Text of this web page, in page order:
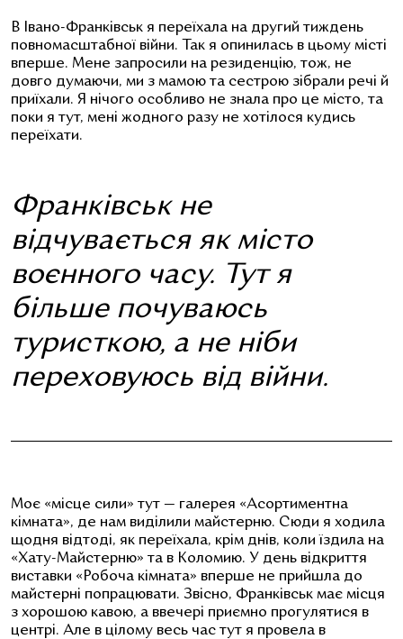
В Івано-Франківськ я переїхала на другий тиждень
повномасштабної війни. Так я опинилась в цьому місті
вперше. Мене запросили на резиденцію, тож, не
довго думаючи, ми з мамою та сестрою зібрали речі й
приїхали. Я нічого особливо не знала про це місто, та
поки я тут, мені жодного разу не хотілося кудись
переїхати.
Франківськ не
відчувається як місто
воєнного часу. Тут я
більше почуваюсь
туристкою, а не ніби
переховуюсь від війни.
Моє «місце сили» тут — галерея «Асортиментна
кімната», де нам виділили майстерню. Сюди я ходила
щодня відтоді, як переїхала, крім днів, коли їздила на
«Хату-Майстерню» та в Коломию. У день відкриття
виставки «Робоча кімната» вперше не прийшла до
майстерні попрацювати. Звісно, Франківськ має місця
з хорошою кавою, а ввечері приємно прогулятися в
центрі. Але в цілому весь час тут я провела в